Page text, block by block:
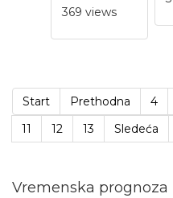
369 views
Start Prethodna 4
11
12 13 Sledeća
Vremenska prognoza